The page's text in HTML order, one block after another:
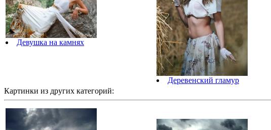
Девушка на камнях
Деревенский гламур
Картинки из других категорий: